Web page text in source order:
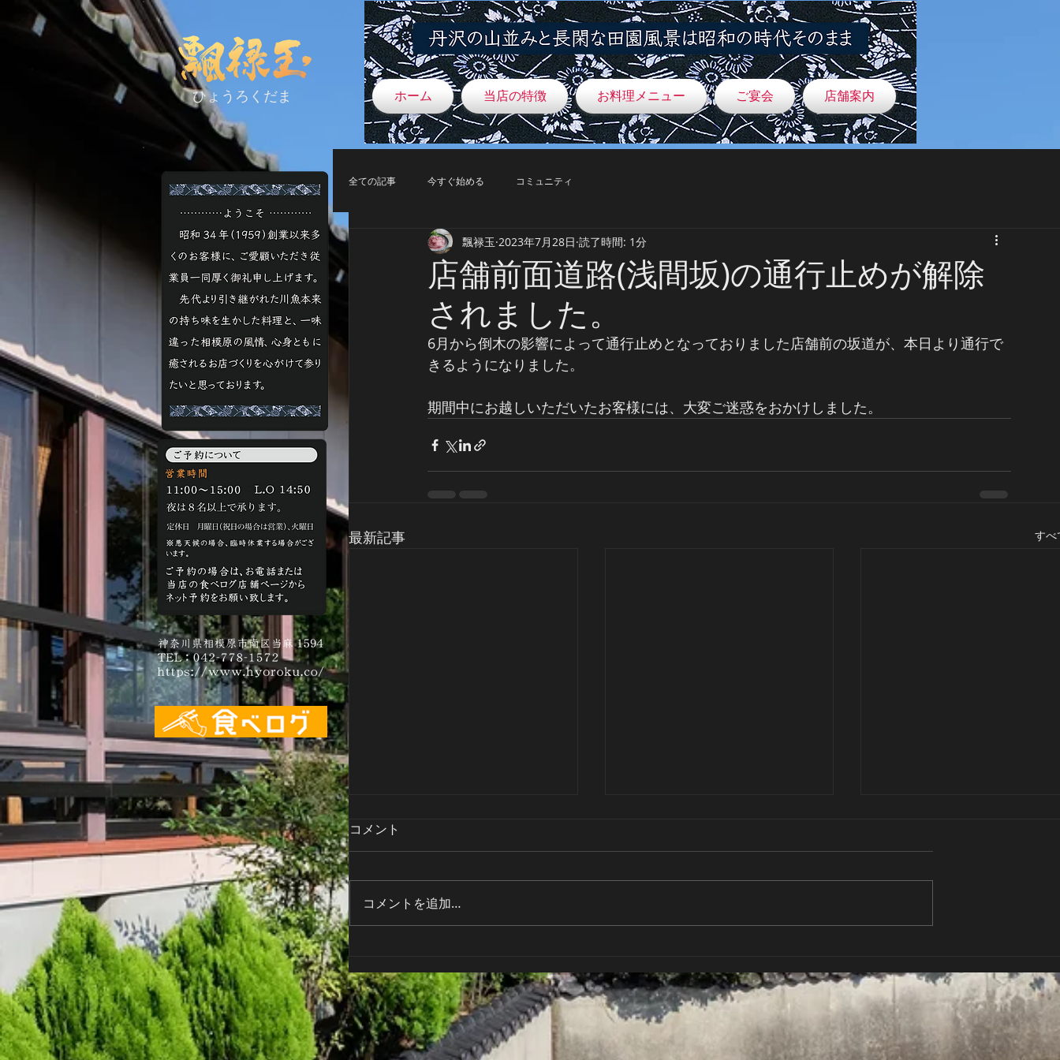
ひょうろくだま ホーム 当店の特徴 お料理メニュー ご宴会 店舗案内
全ての記事 今すぐ始める コミュニティ
店舗前面道路(浅間坂)の通行止めが解除
されました。
飄禄玉 2023年7月28日 読了時間: 1分
6月から倒木の影響によって通行止めとなっておりました店舗前の坂道が、本日より通行で
きるようになりました。
期間中にお越しいただいたお客様には、大変ご迷惑をおかけしました。
最新記事 すべ
8/20(水)臨時休業のお知らせ
誠に恐れ入りますが、明日
だきます。 ご来店予定のお客様
には大変ご迷惑をおかけします
が、何卒ご理解賜りますようお願
通常通り営業の予定でございま
す。
誠に恐れ入りますが、本日
が、何卒ご理解賜りますようお願
通常通り営業の予定でございま
す。
誠に恐れ入りますが、明日
が、何卒ご理解賜りますよう
通常通り営業の予定でございま
す。
コメント
コメントを追加…